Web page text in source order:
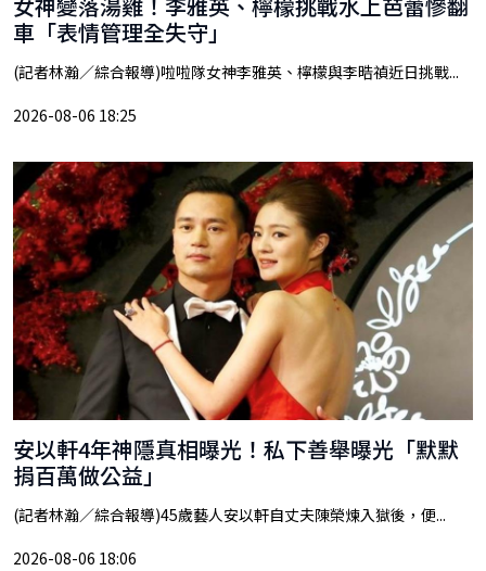
車「表情管理全失守」
(記者林瀚／綜合報導)啦啦隊女神李雅英、檸檬與李晧禎近日挑戰...
2026-08-06 18:25
安以軒4年神隱真相曝光！私下善舉曝光「默默
捐百萬做公益」
(記者林瀚／綜合報導)45歲藝人安以軒自丈夫陳榮煉入獄後，便...
2026-08-06 18:06